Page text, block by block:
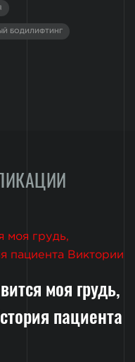
БОДИЛИФТИНГ
моя грудь,
пациента